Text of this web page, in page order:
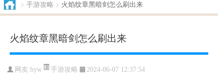
> 手游攻略 > 火焰纹章黑暗剑怎么刷出来
火焰纹章黑暗剑怎么刷出来
网友:hyw 手游攻略 2024-06-07 12:37:54